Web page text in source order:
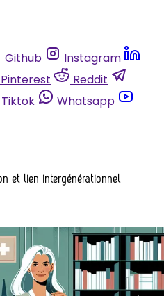
Github
Instagram
Pinterest
Reddit
Tiktok
Whatsapp
et lien intergénérationnel